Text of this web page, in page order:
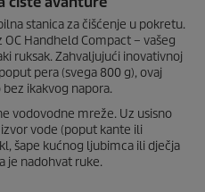
stanica za čišćenje u pokretu.
Handheld Compact – vašeg
ruksak. Zahvaljujući inovativnoj
pera (svega 800 g), ovaj
ikakvog napora.
vodovodne mreže. Uz usisno
vode (poput kante ili
šape kućnog ljubimca ili dječja
je nadohvat ruke.